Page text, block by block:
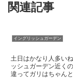
関連記事
イングリッシュガーデン
土日はかなり人多い
ッシュガーデン近く
違ってガリはちゃん